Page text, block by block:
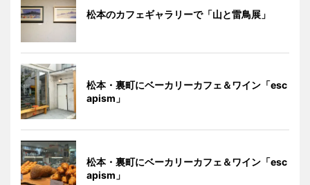
松本のカフェギャラリーで「山と雷鳥展」
松本・裏町にベーカリーカフェ＆ワイン「esc
apism」
松本・裏町にベーカリーカフェ＆ワイン「esc
apism」